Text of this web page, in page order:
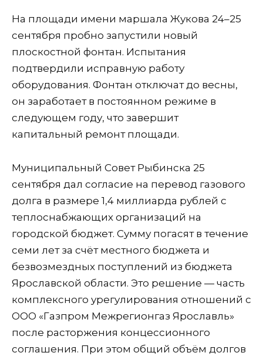
На площади имени маршала Жукова 24–25
сентября пробно запустили новый
плоскостной фонтан. Испытания
подтвердили исправную работу
оборудования. Фонтан отключат до весны,
он заработает в постоянном режиме в
следующем году, что завершит
капитальный ремонт площади.
Муниципальный Совет Рыбинска 25
сентября дал согласие на перевод газового
долга в размере 1,4 миллиарда рублей с
теплоснабжающих организаций на
городской бюджет. Сумму погасят в течение
семи лет за счёт местного бюджета и
безвозмездных поступлений из бюджета
Ярославской области. Это решение — часть
комплексного урегулирования отношений с
ООО «Газпром Межрегионгаз Ярославль»
после расторжения концессионного
соглашения. При этом общий объём долгов